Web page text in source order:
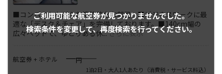
ご利用可能な航空券が見つかりませんでした。
検索条件を変更して、再度検索を行ってください。
■コンパクトながらも機能的なお部屋。■ビジネスワークに最
適な「デスク＆チェア」を完備しております。■140cm幅の
広々ベッドで、ゆとりある休...さらに表示
航空券 + ホテル ――――円
1泊2日・大人1人あたり （消費税・サービス料込）